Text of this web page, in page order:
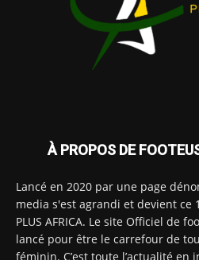
À PROPOS DE
Lancé en 2020 par une page
media s'est agrandi et devient ce
PLUS AFRICA. Le site Officiel de
lancé pour être le carrefour de
féminin. C’est toute l’actualité